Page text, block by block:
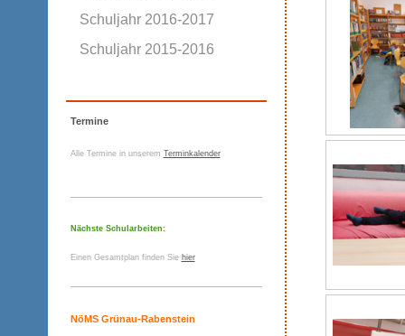
Schuljahr 2016-2017
Schuljahr 2015-2016
Termine
Alle Termine in unserem Terminkalender
Nächste Schularbeiten:
Einen Gesamtplan finden Sie hier
NöMS Grünau-Rabenstein